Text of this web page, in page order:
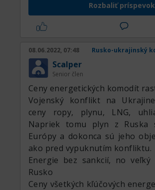
Rozbaliť príspevok
08.06.2022, 07:48 Rusko-ukrajinský
Scalper
Senior člen
Ceny energetických komodít
Vojenský konflikt na
ceny ropy, plynu, LNG,
Napriek tomu plyn z Ruska
Európy a dokonca sú jeho
ako pred vypuknutím konfliktu.
Energie bez sankcií, no
Rusko
Ceny všetkých kľúčových